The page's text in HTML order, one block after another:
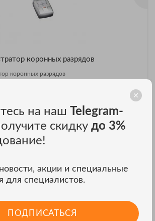
коронных разрядов
коронных разрядов
проводки
на наш Telegram-
скидку до 3%
акции и специальные
для специалистов.
ПОДПИСАТЬСЯ